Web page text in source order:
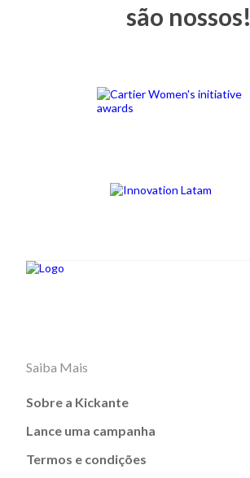
são nossos!
Saiba Mais
Sobre a Kickante
Lance uma campanha
Termos e condições